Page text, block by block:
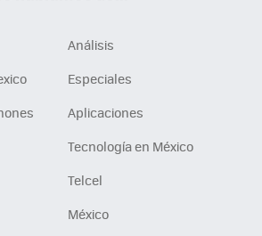
Análisis
Especiales
Aplicaciones
Tecnología en México
Telcel
México